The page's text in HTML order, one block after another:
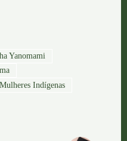
Yanomami
Indígenas